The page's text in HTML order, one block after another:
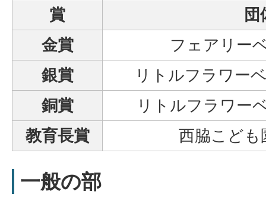
賞
団
金賞
フェアリー
銀賞
リトルフラワー
銅賞
リトルフラワー
教育長賞
西脇こども
一般の部